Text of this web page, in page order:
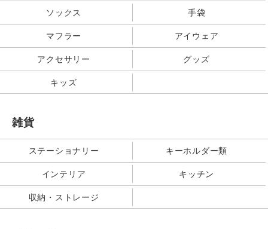
ソックス 手袋
マフラー アイウェア
アクセサリー グッズ
キッズ
雑貨
ステーショナリー キーホルダー類
インテリア キッチン
収納・ストレージ